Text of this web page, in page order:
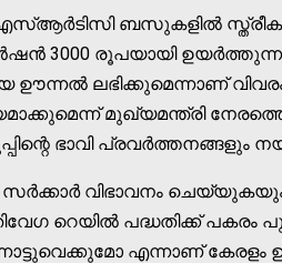
ബസുകളില്‍
3000 രൂപയായി
ഊന്നല്‍ ലഭിക്കുമെന്നാണ്
മുഖ്യമന്ത്രി
ഭാവി പ്രവർത്തനങ്ങളും
വിഭാവനം
റെയില്‍ പദ്ധതിക്ക് പകരം
എന്നാണ് കേരളം